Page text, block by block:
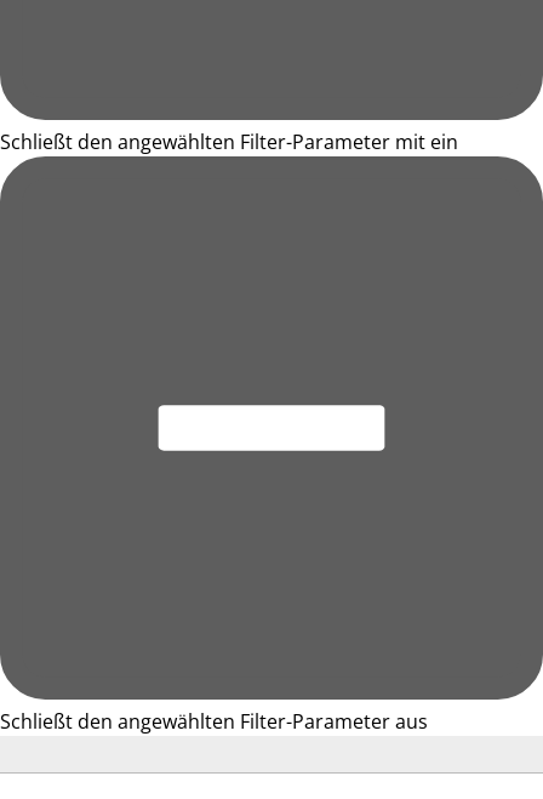
Schließt den angewählten Filter-Parameter mit ein
Schließt den angewählten Filter-Parameter aus